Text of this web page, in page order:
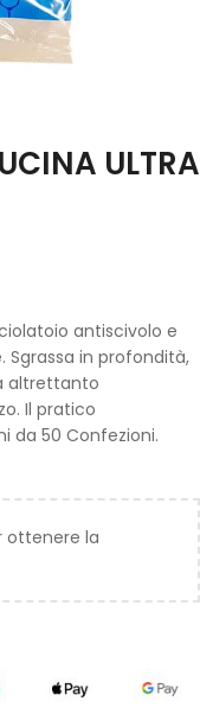
ULTRA
antiscivolo e
in profondità,
altrettanto
Il pratico
da 50 Confezioni.
ottenere la